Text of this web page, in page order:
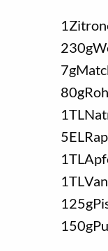
1
230g
7g
80g
1TL
5EL
1TL
1TL
125g
150g